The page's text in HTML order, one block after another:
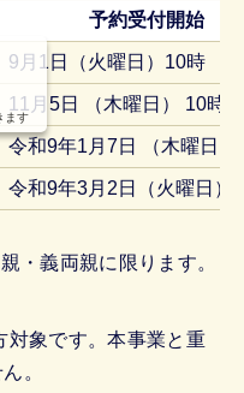
予約受付開始
9月1日（火曜日）10時
11月5日 （木曜日） 10時
令和9年1月7日 （木曜日）
令和9年3月2日（火曜日）
ます
・義両親に限ります。
対象です。本事業と重
。